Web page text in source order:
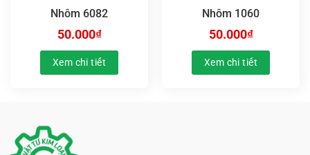
Nhôm 6082
50.000₫
Xem chi tiết
Nhôm 1060
50.000₫
Xem chi tiết